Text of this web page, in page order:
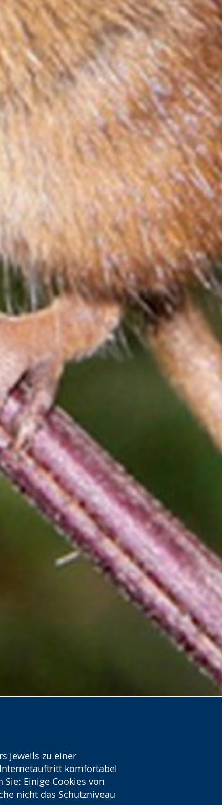
jeweils zu einer
komfortabel
Einige Cookies von
nicht das Schutzniveau